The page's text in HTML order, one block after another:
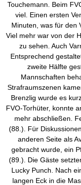
Touchemann . Beim
viel. Einen ersten
Minuten, was für den
Viel mehr war von der
zu sehen. Auch
Entsprechend
zweite Hälfte
Mannschaften
Strafraumszenen
Brenzlig wurde es
FVO-Torhüter, konnte
mehr abschließen.
(88.). Für
anderen Seite als
gebracht wurde, ein
(89.). Die Gäste
Lucky Punch . Nach
langen Eck in die